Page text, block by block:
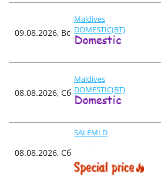
09.08.2026, Вс
Maldives
DOMESTIC(BT)
08.08.2026, Сб
Maldives
DOMESTIC(BT)
08.08.2026, Сб
SALEMLD